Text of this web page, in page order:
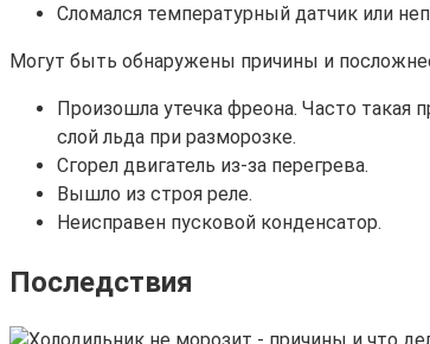
Сломался температурный датчик или
Могут быть обнаружены причины и
Произошла утечка фреона. Часто
слой льда при разморозке.
Сгорел двигатель из-за перегрева.
Вышло из строя реле.
Неисправен пусковой конденсатор.
Последствия